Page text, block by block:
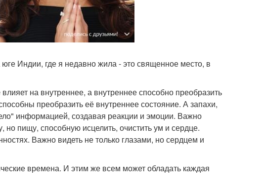
Индии, где я недавно жила - это священное место, в
на внутреннее, а внутреннее способно преобразить
преобразить её внутреннее состояние. А запахи,
информацией, создавая реакции и эмоции. Важно
но пищу, способную исцелить, очистить ум и сердце.
Важно видеть не только глазами, но сердцем и
времена. И этим же всем может обладать каждая